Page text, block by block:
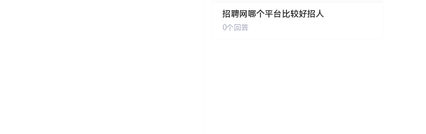
招聘网哪个平台比较好招人
0个回答